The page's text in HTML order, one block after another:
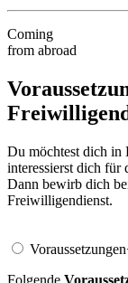
Coming
from abroad
Du möchtest dich in
interessierst dich für
Dann bewirb dich
Freiwilligendienst.
Voraussetzungen